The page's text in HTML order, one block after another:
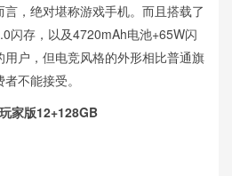
，绝对堪称游戏手机。而且搭载了
闪存，以及4720mAh电池+65W闪
户，但电竞风格的外形相比普通旗
不能接受。
家版12+128GB